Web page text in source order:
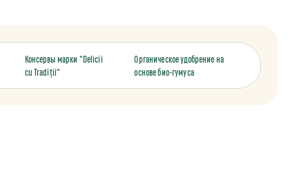
Консервы марки "Delicii
cu Tradiții"
Органическое удобрение на
основе био-гумуса